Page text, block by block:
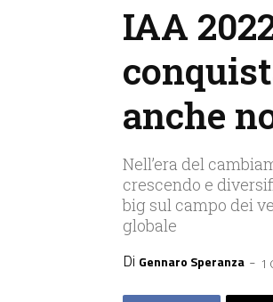
IAA
anche
Nell’era del
crescendo e
big sul campo dei
globale
Di Gennaro Speranza - 1